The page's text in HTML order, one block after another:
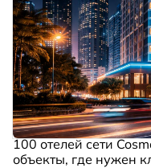
100 отелей сети
объекты, где нужен